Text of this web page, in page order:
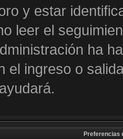
y estar
leer el
ha
el ingreso o
Preferencias